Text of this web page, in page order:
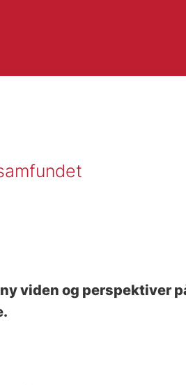
viden og perspektiver